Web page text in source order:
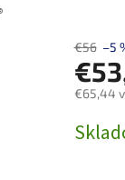
€56 –5
€65,44
cena: